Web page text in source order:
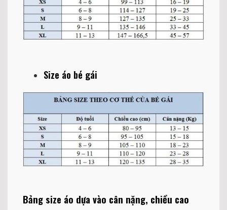
Size áo bé gái
Bảng size áo dựa vào cân nặng, chiều cao